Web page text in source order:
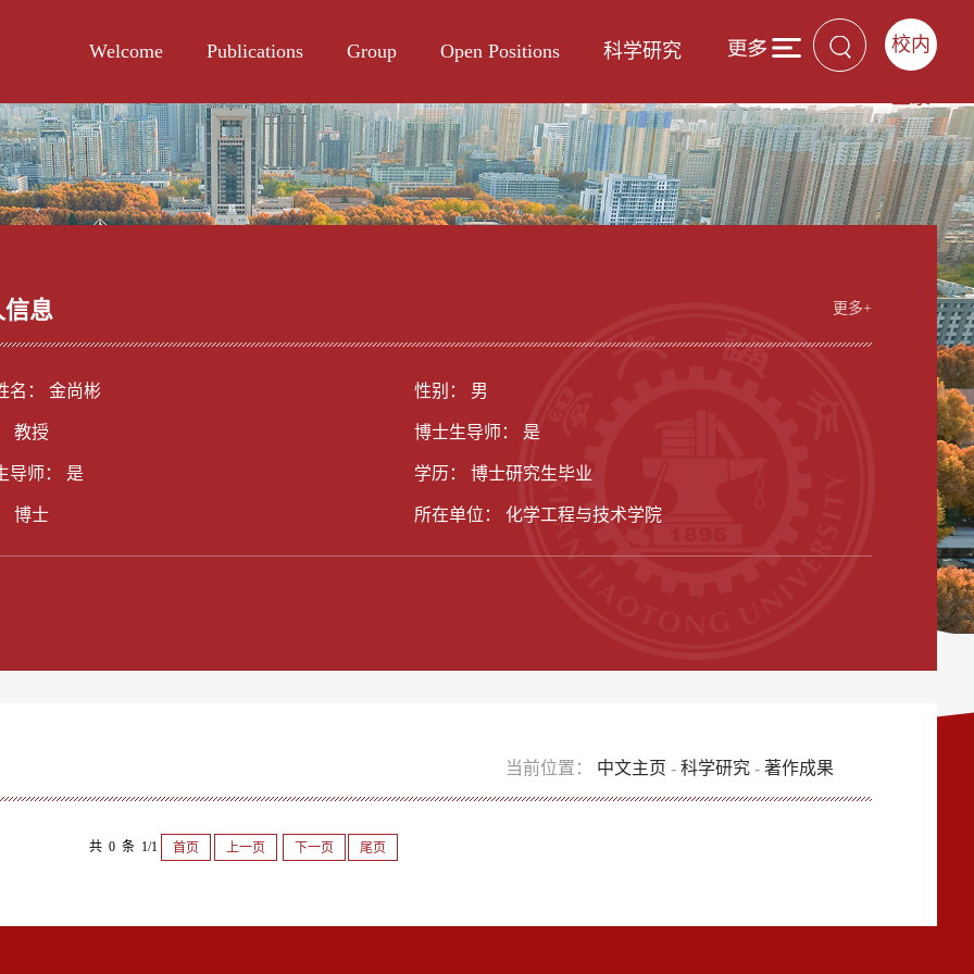
校内
Welcome Publications Group Open Positions 科学研究
息 更多+
名： 金尚彬 性别： 男
教授 博士生导师： 是
导师： 是 学历： 博士研究生毕业
博士 所在单位： 化学工程与技术学院
当前位置： 中文主页 -科学研究 -著作成果
共 0 条 1/1 首页 上一页 下一页 尾页